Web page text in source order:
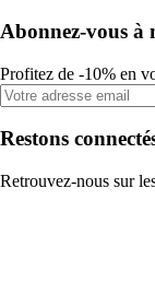
Abonnez-vous à
Profitez de -10% en
Restons
Retrouvez-nous sur